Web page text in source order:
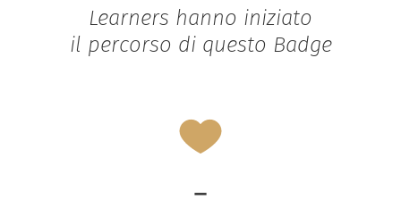
Learners hanno iniziato
il percorso di questo Badge
-